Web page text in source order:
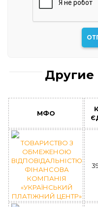
МФО
ТОВАРИСТВО З
ОБМЕЖЕНОЮ
ВІДПОВІДАЛЬНІСТЮ
ФІНАНСОВА
КОМПАНІЯ
«УКРАЇНСЬКИЙ
ПЛАТІЖНИЙ ЦЕНТР»